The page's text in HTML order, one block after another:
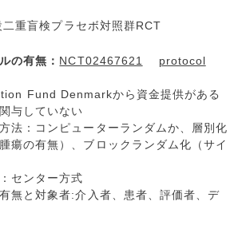
二重盲検プラセボ対照群RCT
の有無： NCT02467621 protocol
Fund Denmarkから資金提供がある
与していない
法：コンピューターランダムか、層別化
腫瘍の有無）、ブロックランダム化（サイ
センター方式
無と対象者:介入者、患者、評価者、デ